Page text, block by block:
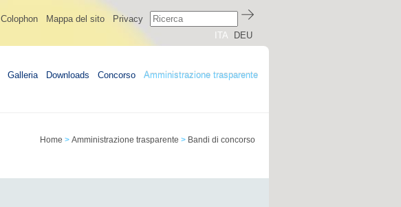
Colophon Mappa del sito
Privacy
ITA
DEU
Galleria Downloads Concorso Amministrazione trasparente
Home > Amministrazione trasparente > Bandi di concorso